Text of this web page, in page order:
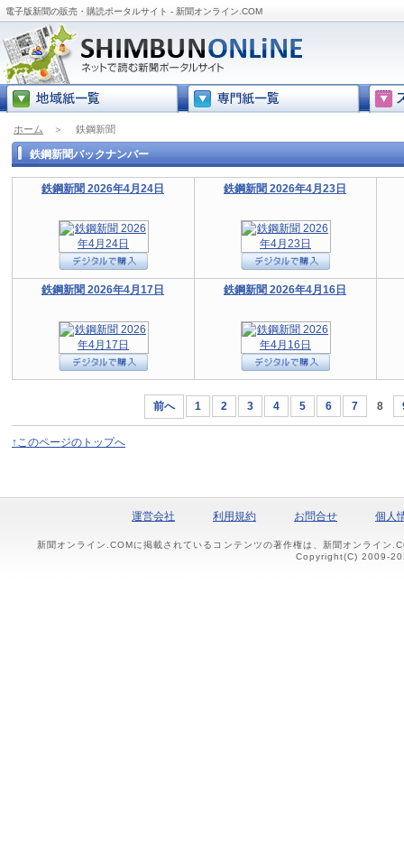
電子版新聞の販売・購読ポータルサイト - 新聞オンライン.COM
ホーム ＞ 鉄鋼新聞
鉄鋼新聞バックナンバー
鉄鋼新聞 2026年4月24日 鉄鋼新聞 2026年4月23日
鉄鋼新聞 2026年4月17日 鉄鋼新聞 2026年4月16日
前へ 1 2 3 4 5 6 7 8
↑このページのトップへ
運営会社 利用規約 お問合せ 個人
新聞オンライン.COMに掲載されているコンテンツの著作権は、新聞オンライン
Copyright(C) 2009-